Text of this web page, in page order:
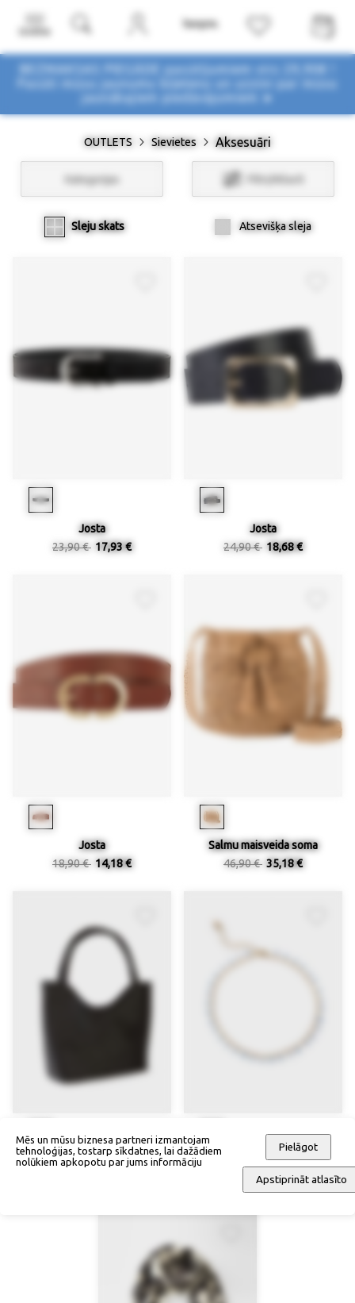
BEZMAKSAS PIEGĀDE pasūtījumiem virs 29,90€ !
Pasūti mūsu jaunumu biļetenu un uzzini par mūsu
OUTLETS Sievietes Aksesuāri
Kategorijas Filtri/Atlasīt
Sleju skats Atsevišķa sleja
Josta
23,90 € 17,93 €
Josta
24,90 € 18,68 €
Josta
18,90 € 14,18 €
Salmu maisveida soma
46,90 € 35,18 €
Salmu pinuma iepirkumu soma
Kājas ķēdīte
33,90 € 16,95 €
Mēs un mūsu biznesa partneri izmantojam
tehnoloģijas, tostarp sīkdatnes, lai dažādiem
nolūkiem apkopotu par jums informāciju
Pielāgot
Apstiprināt atlasīto